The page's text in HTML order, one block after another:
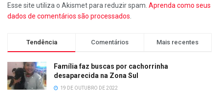
Esse site utiliza o Akismet para reduzir spam. Aprenda como seus
dados de comentários são processados
Tendência Comentários Mais recentes
Família faz buscas por cachorrinha
desaparecida na Zona Sul
19 DE OUTUBRO DE 2022